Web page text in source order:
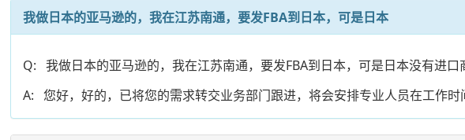
我做日本的亚马逊的，我在江苏南通，要发FBA到日本，可是日本
Q: 我做日本的亚马逊的，我在江苏南通，要发FBA到日本，可是日本没有进口
A: 您好，好的，已将您的需求转交业务部门跟进，将会安排专业人员在工作